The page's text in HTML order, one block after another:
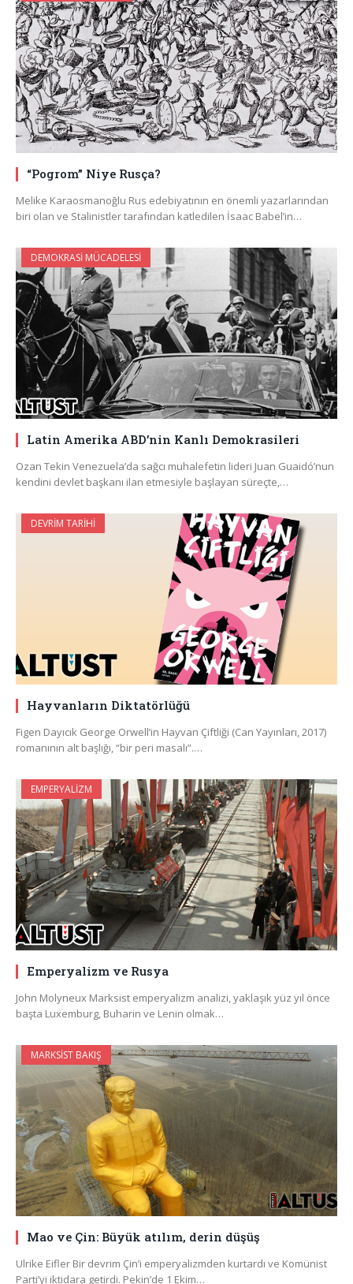
“Pogrom” Niye Rusça?
Melike Karaosmanoğlu Rus edebiyatının en önemli yazarlarından
biri olan ve Stalinistler tarafından katledilen İsaac Babel’in…
DEMOKRASI MÜCADELESI
Latin Amerika ABD’nin Kanlı Demokrasileri
Ozan Tekin Venezuela’da sağcı muhalefetin lideri Juan Guaidó’nun
kendini devlet başkanı ilan etmesiyle başlayan süreçte,…
DEVRIM TARIHI
Hayvanların Diktatörlüğü
Figen Dayıcık George Orwell’in Hayvan Çiftliği (Can Yayınları, 2017)
romanının alt başlığı, “bir peri masalı”.…
EMPERYALIZM
Emperyalizm ve Rusya
John Molyneux Marksist emperyalizm analizi, yaklaşık yüz yıl önce
başta Luxemburg, Buharin ve Lenin olmak…
MARKSIST BAKIŞ
Mao ve Çin: Büyük atılım, derin düşüş
Ulrike Eifler Bir devrim Çin’i emperyalizmden kurtardı ve Komünist
Parti’yi iktidara getirdi. Pekin’de 1 Ekim…